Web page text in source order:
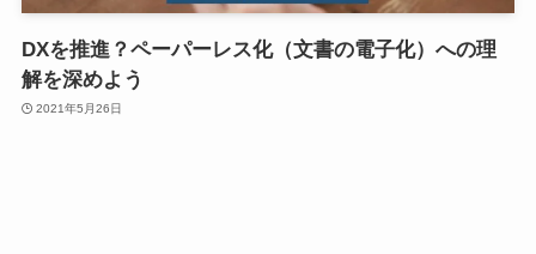
DXを推進？ペーパーレス化（文書の電子化）への理
解を深めよう
2021年5月26日